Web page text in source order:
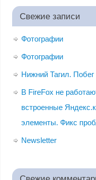
Свежие записи
Фотографии
Фотографии
Нижний Тагил. Побег
В FireFox не
встроенные
элементы. Фикс
Newsletter